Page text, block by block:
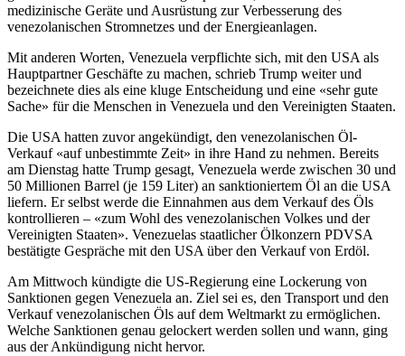
medizinische Geräte und Ausrüstung zur Verbesserung des
venezolanischen Stromnetzes und der Energieanlagen.
Mit anderen Worten, Venezuela verpflichte sich, mit den USA als
Hauptpartner Geschäfte zu machen, schrieb Trump weiter und
bezeichnete dies als eine kluge Entscheidung und eine «sehr gute
Sache» für die Menschen in Venezuela und den Vereinigten Staaten.
Die USA hatten zuvor angekündigt, den venezolanischen Öl-
Verkauf «auf unbestimmte Zeit» in ihre Hand zu nehmen. Bereits
am Dienstag hatte Trump gesagt, Venezuela werde zwischen 30 und
50 Millionen Barrel (je 159 Liter) an sanktioniertem Öl an die USA
liefern. Er selbst werde die Einnahmen aus dem Verkauf des Öls
kontrollieren – «zum Wohl des venezolanischen Volkes und der
Vereinigten Staaten». Venezuelas staatlicher Ölkonzern PDVSA
bestätigte Gespräche mit den USA über den Verkauf von Erdöl.
Am Mittwoch kündigte die US-Regierung eine Lockerung von
Sanktionen gegen Venezuela an. Ziel sei es, den Transport und den
Verkauf venezolanischen Öls auf dem Weltmarkt zu ermöglichen.
Welche Sanktionen genau gelockert werden sollen und wann, ging
aus der Ankündigung nicht hervor.